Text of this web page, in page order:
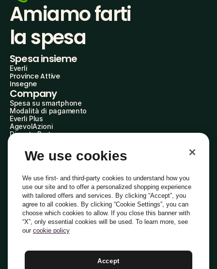
Amiamo farti
la spesa
Spesa insieme
Everli
Province Attive
Insegne
Company
Spesa su smartphone
Modalità di pagamento
Everli Plus
AgevolAzioni
Diventa Partner
Everli Shoppers
About Us
Everli News
Domande frequenti
Lavora con noi
Diventa Shopper
Investitori
PrivacyCookiePreferenze Cookie
Termini e CondizioniCodice Etico
Indirizzo PEC: everli@pec.it - indirizzo DPO: dpo@everli.com
Italiano
We use cookies
We use first- and third-party cookies to understand how you
use our site and to offer a personalized shopping experience
with tailored offers and services. By clicking “Accept”, you
agree to all cookies. By clicking “Cookie Settings”, you can
choose which cookies to allow. If you close this banner with
“X”, only essential cookies will be used. To learn more, see
our cookie policy
Accept